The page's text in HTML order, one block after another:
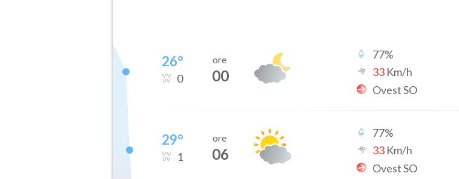
26°
0
ore
00
77%
33 Km/h
Ovest SO
29°
1
ore
06
77%
33 Km/h
Ovest SO